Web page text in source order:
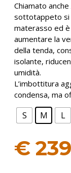
Chiamato
sottotappeto si
materasso ed
aumentare la
della tenda,
isolante,
umidità.
L’imbottitura
condensa, ma
S M L
€